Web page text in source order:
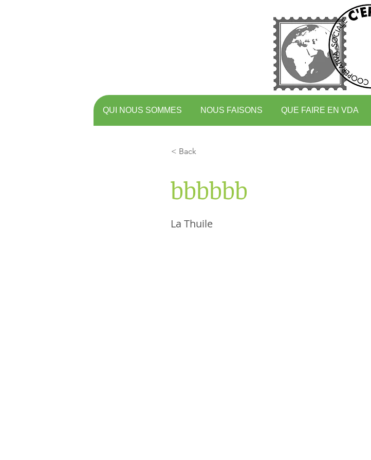
QUI NOUS SOMMES NOUS FAISONS QUE FAIRE EN VDA
< Back
bbbbbb
La Thuile